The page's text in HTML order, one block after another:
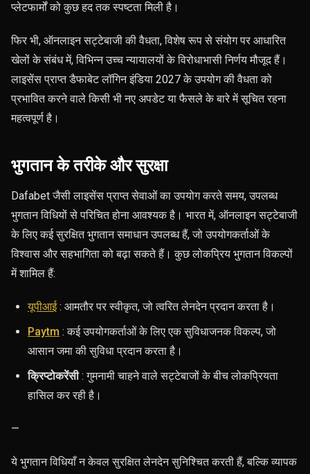
प्लेटफार्मों को कुछ हद तक स्पष्टता मिली है।
फिर भी, ऑनलाइन सट्टेबाजी की वैधता, विशेष रूप से संयोग पर आधारित
खेलों के संबंध में, विभिन्न उच्च न्यायालयों के विरोधाभासी निर्णय मौजूद हैं।
लाइसेंस प्राप्त डैफाबेट लॉगिन इंडिया 2027 के उपयोग की वैधता को
प्रभावित करने वाले किसी भी नए अपडेट या फैसले के बारे में सूचित रहना
महत्वपूर्ण है।
भुगतान के तरीके और सुरक्षा
Dafabet जैसी लाइसेंस प्राप्त सेवाओं का उपयोग करते समय, उपलब्ध
भुगतान विधियों से परिचित होना आवश्यक है। भारत में, ऑनलाइन सट्टेबाजी
के लिए कई सुरक्षित भुगतान समाधान उपलब्ध हैं, जो उपयोगकर्ताओं के
विश्वास और सहभागिता को बढ़ा सकते हैं। कुछ लोकप्रिय भुगतान विकल्पों
में शामिल हैं:
यूपीआई: आमतौर पर स्वीकृत, जो त्वरित लेनदेन प्रदान करता है।
Paytm : कई उपयोगकर्ताओं के लिए एक सुविधाजनक विकल्प, जो
आसान जमा की सुविधा प्रदान करता है।
क्रिप्टोकरेंसी: गुमनामी चाहने वाले सट्टेबाजों के बीच लोकप्रियता
हासिल कर रही है।
—
ये भुगतान विधियाँ न केवल सुरक्षित लेनदेन सुनिश्चित करती हैं, बल्कि व्यापक